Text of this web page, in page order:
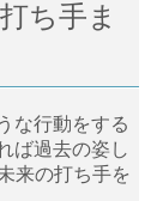
ち手ま
な行動をする
ば過去の姿し
来の打ち手を